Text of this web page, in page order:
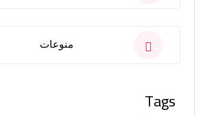
منوعات
Tags